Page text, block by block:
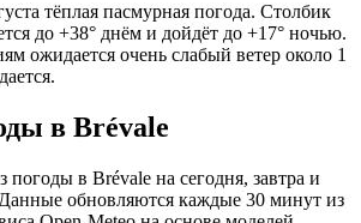
тёплая пасмурная погода. Столбик
до +38° днём и дойдёт до +17° ночью.
ожидается очень слабый ветер около 1
в Brévalе
в Brévalе на сегодня, завтра и
обновляются каждые 30 минут из